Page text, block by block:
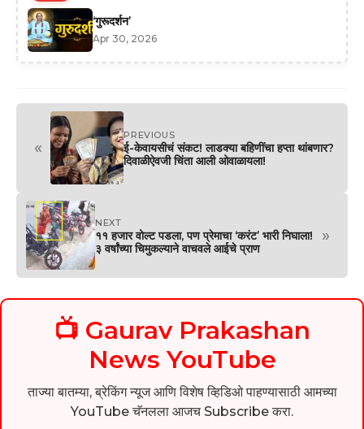
‘गुरूदर्शन’
Apr 30, 2026
«
PREVIOUS
ई-केवायसीचं संकट! लाडक्या बहिणींचा हप्ता थांबणार?
दिवाळीऐवजी चिंता आली ओवाळायला!
NEXT
११ हजार वोल्ट पडला, पण प्रेमाचा ‘करंट’ भारी निघाला!
३ वर्षांच्या चिमुकल्याने वाचवले आईचे प्राण
»
📺 Gaurav Prakashan
News YouTube
ताज्या बातम्या, ब्रेकिंग न्यूज आणि विशेष व्हिडिओ पाहण्यासाठी आमच्या
YouTube चॅनलला आजच Subscribe करा.